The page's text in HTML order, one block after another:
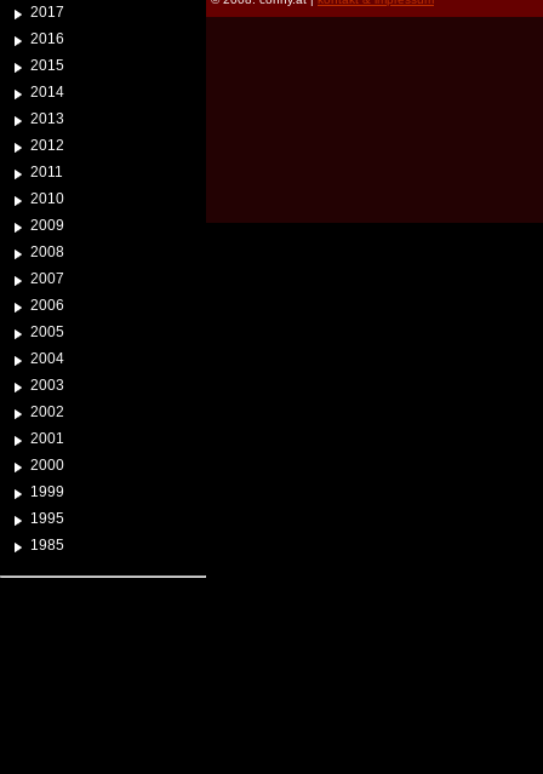
2017
2016
2015
2014
2013
2012
2011
2010
2009
2008
2007
2006
2005
2004
2003
2002
2001
2000
1999
1995
1985